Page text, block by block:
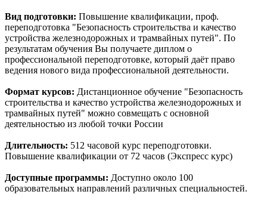
Вид подготовки: Повышение квалификации, проф.
переподготовка "Безопасность строительства и качество
устройства железнодорожных и трамвайных путей". По
результатам обучения Вы получаете диплом о
профессиональной переподготовке, который даёт право
ведения нового вида профессиональной деятельности.
Формат курсов: Дистанционное обучение "Безопасность
строительства и качество устройства железнодорожных и
трамвайных путей" можно совмещать с основной
деятельностью из любой точки России
Длительность: 512 часовой курс переподготовки.
Повышение квалификации от 72 часов (Экспресс курс)
Доступные программы: Доступно около 100
образовательных направлений различных специальностей.